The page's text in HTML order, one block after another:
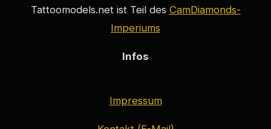
Tattoomodels.net ist Teil des CamDiamonds-
Imperiums
Infos
Impressum